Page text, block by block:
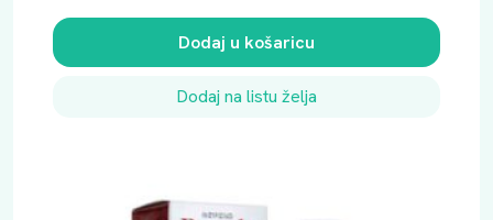
Dodaj u košaricu
Dodaj na listu želja